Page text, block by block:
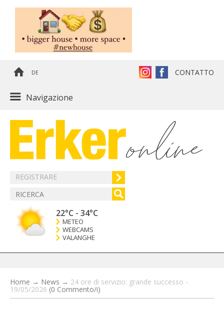
DE CONTATTO
Navigazione
REGISTRARE
22°C - 34°C
METEO
WEBCAMS
VALANGHE
Home → News → 24 ore di servizio: grande successo -
19/05/2026 (0 Commento/i)